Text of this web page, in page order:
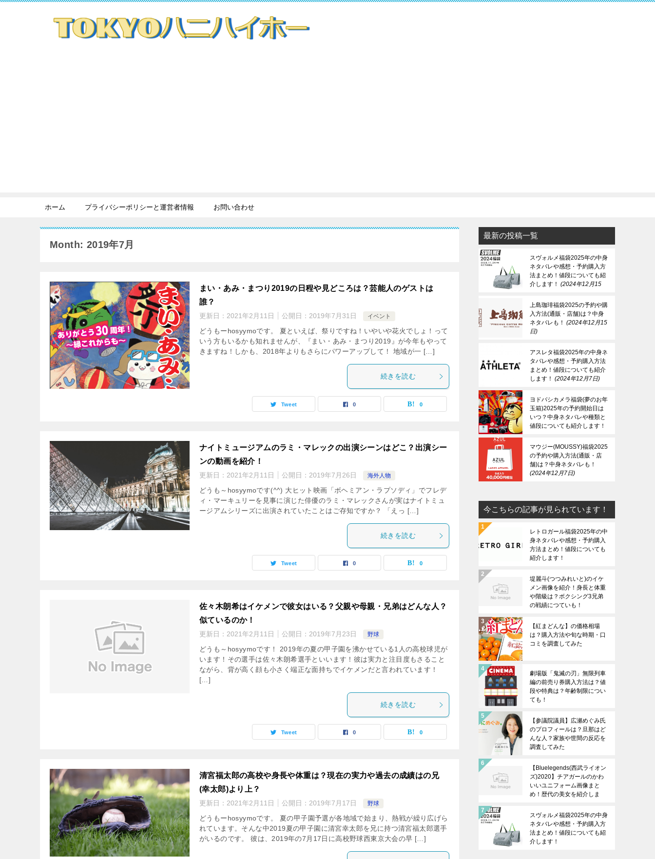
ホーム プライバシーポリシーと運営者情報 お問い合わせ
Month: 2019年7月
まい・あみ・まつり2019の日程や見どころは？芸能人のゲストは
誰？
更新日： 2021年2月11日 公開日： 2019年7月31日 イベント
どうもーhosyymoです。 夏といえば、祭りですね！いやいや花火でしょ！って
いう方もいるかも知れませんが、『まい・あみ・まつり2019』が今年もやって
きますね！しかも、2018年よりもさらにパワーアップして！ 地域が一 […]
続きを読む
Tweet 0 0
ナイトミュージアムのラミ・マレックの出演シーンはどこ？出演シー
ンの動画を紹介！
更新日： 2021年2月11日 公開日： 2019年7月26日 海外人物
どうも～hosyymoです(^^) 大ヒット映画「ボヘミアン・ラプソディ」でフレデ
ィ・マーキュリーを見事に演じた俳優のラミ・マレックさんが実はナイトミュ
ージアムシリーズに出演されていたことはご存知ですか？ 「えっ […]
続きを読む
Tweet 0 0
佐々木朗希はイケメンで彼女はいる？父親や母親・兄弟はどんな人？
似ているのか！
更新日： 2021年2月11日 公開日： 2019年7月23日 野球
どうも～hosyymoです！ 2019年の夏の甲子園を沸かせている1人の高校球児が
います！その選手は佐々木朗希選手といいます！彼は実力と注目度もさること
ながら、背が高く顔も小さく端正な面持ちでイケメンだと言われています！
[…]
続きを読む
Tweet 0 0
清宮福太郎の高校や身長や体重は？現在の実力や過去の成績はの兄
(幸太郎)より上？
更新日： 2021年2月11日 公開日： 2019年7月17日 野球
どうもーhosyymoです。 夏の甲子園予選が各地域で始まり、熱戦が繰り広げら
れています。そんな中2019夏の甲子園に清宮幸太郎を兄に持つ清宮福太郎選手
がいるのです。 彼は、2019年の7月17日に高校野球西東京大会の早 […]
最新の投稿一覧
スヴォルメ福袋2025年の中身
ネタバレや感想・予約購入方
法まとめ！値段についても紹
介します！
2024年12月15
上島珈琲福袋2025の予約や購
入方法(通販・店舗)は？中身
ネタバレも！
2024年12月15
日
アスレタ福袋2025年の中身ネ
タバレや感想・予約購入方法
まとめ！値段についても紹介
します！
2024年12月7日
ヨドバシカメラ福袋(夢のお年
玉箱)2025年の予約開始日は
いつ？中身ネタバレや種類と
値段についても紹介します！
マウジー(MOUSSY)福袋2025
の予約や購入方法(通販・店
舗)は？中身ネタバレも！
2024年12月7日
今こちらの記事が見られています！
レトロガール福袋2025年の中
身ネタバレや感想・予約購入
方法まとめ！値段についても
紹介します！
堤麗斗(つつみれいと)のイケ
メン画像を紹介！身長と体重
や階級は？ボクシング3兄弟
の戦績につていも！
【紅まどんな】の価格相場
は？購入方法や旬な時期・口
コミを調査してみた
劇場版「鬼滅の刃」無限列車
編の前売り券購入方法は？値
段や特典は？年齢制限につい
ても！
【参議院議員】広瀬めぐみ氏
のプロフィールは？旦那はど
んな人？家族や世間の反応を
調査してみた
【Bluelegends(西武ライオン
ズ)2020】チアガールのかわ
いいユニフォーム画像まと
め！歴代の美女を紹介しま
スヴォルメ福袋2025年の中身
ネタバレや感想・予約購入方
法まとめ！値段についても紹
介します！